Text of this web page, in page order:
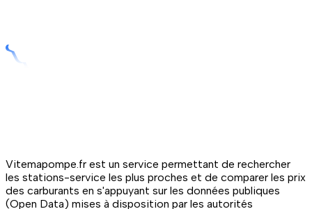
Vitemapompe.fr est un service permettant de rechercher
les stations-service les plus proches et de comparer les prix
des carburants en s'appuyant sur les données publiques
(Open Data) mises à disposition par les autorités